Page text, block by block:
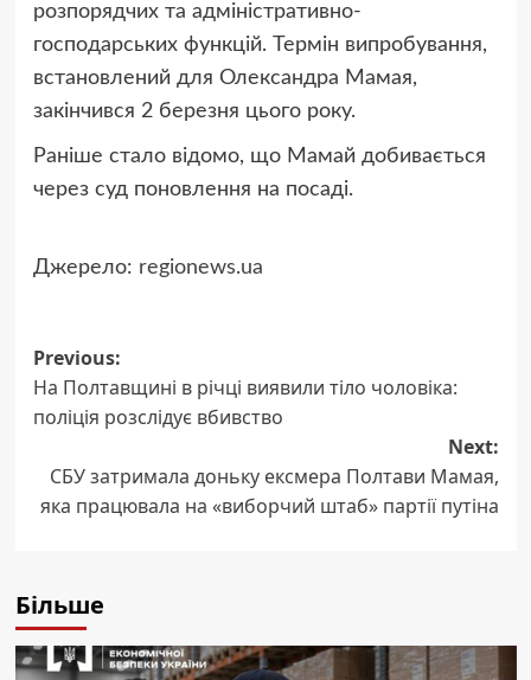
розпорядчих та адміністративно-
господарських функцій. Термін випробування,
встановлений для Олександра Мамая,
закінчився 2 березня цього року.
Раніше стало відомо, що Мамай добивається
через суд поновлення на посаді.
Джерело: regionews.ua
Post
navigation
Previous:
На Полтавщині в річці виявили тіло чоловіка:
поліція розслідує вбивство
Next:
СБУ затримала доньку ексмера Полтави Мамая,
яка працювала на «виборчий штаб» партії путіна
Більше